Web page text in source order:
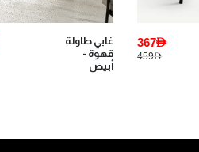
367AED
459AED
غابي طاولة
قهوة -
أبيض